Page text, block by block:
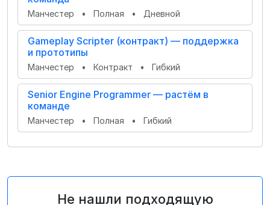
Манчестер • Полная • Дневной
Gameplay Scripter (контракт) — поддержка
и прототипы
Манчестер • Контракт • Гибкий
Senior Engine Programmer — растём в
команде
Манчестер • Полная • Гибкий
Не нашли подходящую